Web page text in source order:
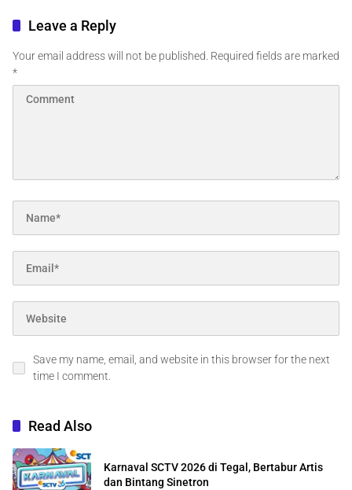
Leave a Reply
Your email address will not be published. Required fields are marked
*
Save my name, email, and website in this browser for the next
time I comment.
Read Also
Karnaval SCTV 2026 di Tegal, Bertabur Artis
dan Bintang Sinetron